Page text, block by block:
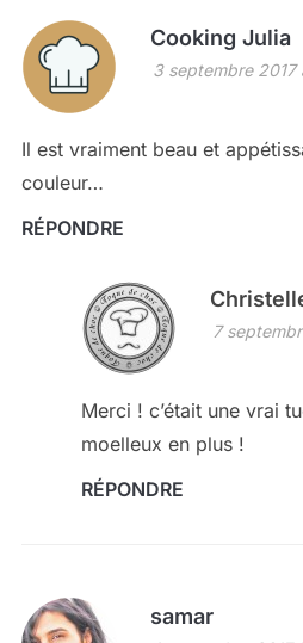
Cooking Julia
3 septembre 2017
Il est vraiment beau et
couleur…
RÉPONDRE
7
Merci ! c’était une vrai
moelleux en plus !
RÉPONDRE
samar